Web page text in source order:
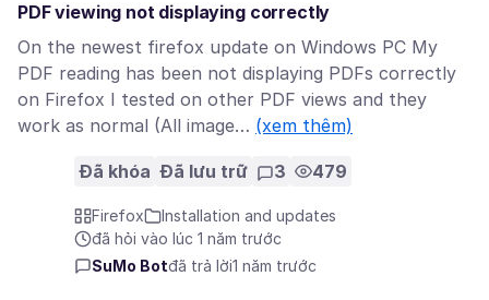
PDF viewing not displaying correctly
On the newest firefox update on Windows PC My
PDF reading has been not displaying PDFs correctly
on Firefox I tested on other PDF views and they
work as normal (All image… (xem thêm)
Đã khóa Đã lưu trữ 3 479
Firefox
Installation and updates
đã hỏi vào lúc 1 năm trước
SuMo Botđã trả lời1 năm trước